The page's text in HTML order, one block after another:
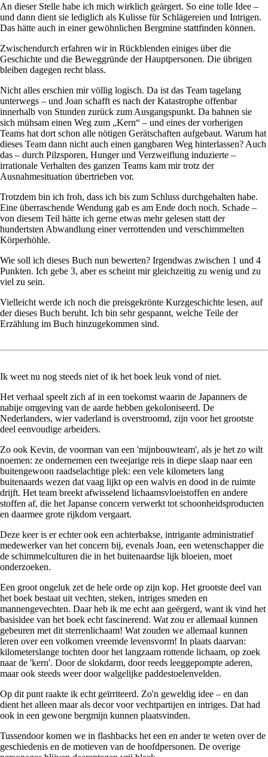
An dieser Stelle habe ich mich wirklich geärgert. So eine tolle Idee –
und dann dient sie lediglich als Kulisse für Schlägereien und Intrigen.
Das hätte auch in einer gewöhnlichen Bergmine stattfinden können.
Zwischendurch erfahren wir in Rückblenden einiges über die
Geschichte und die Beweggründe der Hauptpersonen. Die übrigen
bleiben dagegen recht blass.
Nicht alles erschien mir völlig logisch. Da ist das Team tagelang
unterwegs – und Joan schafft es nach der Katastrophe offenbar
innerhalb von Stunden zurück zum Ausgangspunkt. Da bahnen sie
sich mühsam einen Weg zum „Kern“ – und eines der vorherigen
Teams hat dort schon alle nötigen Gerätschaften aufgebaut. Warum hat
dieses Team dann nicht auch einen gangbaren Weg hinterlassen? Auch
das – durch Pilzsporen, Hunger und Verzweiflung induzierte –
irrationale Verhalten des ganzen Teams kam mir trotz der
Ausnahmesituation übertrieben vor.
Trotzdem bin ich froh, dass ich bis zum Schluss durchgehalten habe.
Eine überraschende Wendung gab es am Ende doch noch. Schade –
von diesem Teil hätte ich gerne etwas mehr gelesen statt der
hundertsten Abwandlung einer verrottenden und verschimmelten
Körperhöhle.
Wie soll ich dieses Buch nun bewerten? Irgendwas zwischen 1 und 4
Punkten. Ich gebe 3, aber es scheint mir gleichzeitig zu wenig und zu
viel zu sein.
Vielleicht werde ich noch die preisgekrönte Kurzgeschichte lesen, auf
der dieses Buch beruht. Ich bin sehr gespannt, welche Teile der
Erzählung im Buch hinzugekommen sind.
Ik weet nu nog steeds niet of ik het boek leuk vond of niet.
Het verhaal speelt zich af in een toekomst waarin de Japanners de
nabije omgeving van de aarde hebben gekoloniseerd. De
Nederlanders, wier vaderland is overstroomd, zijn voor het grootste
deel eenvoudige arbeiders.
Zo ook Kevin, de voorman van een 'mijnbouwteam', als je het zo wilt
noemen: ze ondernemen een tweejarige reis in diepe slaap naar een
buitengewoon raadselachtige plek: een vele kilometers lang
buitenaards wezen dat vaag lijkt op een walvis en dood in de ruimte
drijft. Het team breekt afwisselend lichaamsvloeistoffen en andere
stoffen af, die het Japanse concern verwerkt tot schoonheidsproducten
en daarmee grote rijkdom vergaart.
Deze keer is er echter ook een achterbakse, intrigante administratief
medewerker van het concern bij, evenals Joan, een wetenschapper die
de schimmelculturen die in het buitenaardse lijk bloeien, moet
onderzoeken.
Een groot ongeluk zet de hele orde op zijn kop. Het grootste deel van
het boek bestaat uit vechten, steken, intriges smeden en
mannengevechten. Daar heb ik me echt aan geërgerd, want ik vind het
basisidee van het boek echt fascinerend. Wat zou er allemaal kunnen
gebeuren met dit sterrenlichaam! Wat zouden we allemaal kunnen
leren over een volkomen vreemde levensvorm! In plaats daarvan:
kilometerslange tochten door het langzaam rottende lichaam, op zoek
naar de 'kern'. Door de slokdarm, door reeds leeggepompte aderen,
maar ook steeds weer door walgelijke paddestoelenvelden.
Op dit punt raakte ik echt geïrriteerd. Zo'n geweldig idee – en dan
dient het alleen maar als decor voor vechtpartijen en intriges. Dat had
ook in een gewone bergmijn kunnen plaatsvinden.
Tussendoor komen we in flashbacks het een en ander te weten over de
geschiedenis en de motieven van de hoofdpersonen. De overige